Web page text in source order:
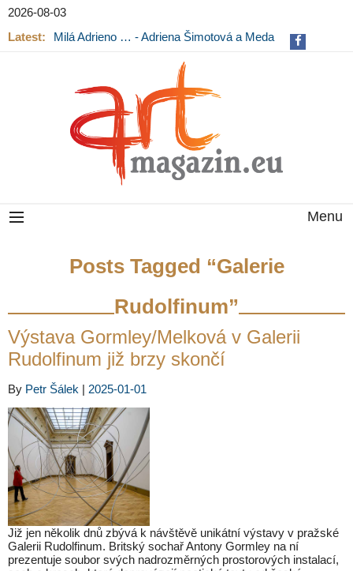
2026-08-03
Latest:
Milá Adrieno … - Adriena Šimotová a Meda
Mládková na výstavě v Museu Kampa
Výstava Fragmenty paměti na Pražském
Menu
Posts Tagged “Galerie
Rudolfinum”
Výstava Gormley/Melková v Galerii
Rudolfinum již brzy skončí
By Petr Šálek | 2025-01-01
Již jen několik dnů zbývá k návštěvě unikátní výstavy v pražské
Galerii Rudolfinum. Britský sochař Antony Gormley na ní
prezentuje soubor svých nadrozměrných prostorových instalací,